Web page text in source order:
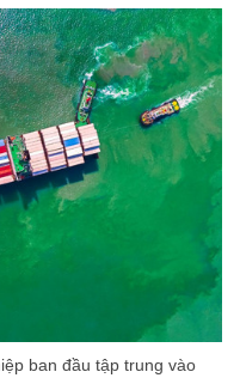
ban đầu tập trung vào